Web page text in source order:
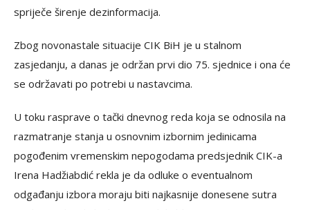
spriječe širenje dezinformacija.
Zbog novonastale situacije CIK BiH je u stalnom
zasjedanju, a danas je održan prvi dio 75. sjednice i ona će
se održavati po potrebi u nastavcima.
U toku rasprave o tački dnevnog reda koja se odnosila na
razmatranje stanja u osnovnim izbornim jedinicama
pogođenim vremenskim nepogodama predsjednik CIK-a
Irena Hadžiabdić rekla je da odluke o eventualnom
odgađanju izbora moraju biti najkasnije donesene sutra